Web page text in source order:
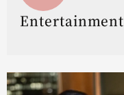
Entertainment